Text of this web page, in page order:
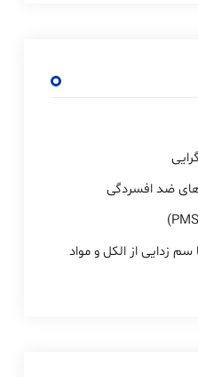
ضد افسردگی
زدایی از الکل و مواد